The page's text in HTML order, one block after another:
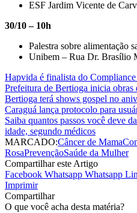
ESF Jardim Vicente de
30/10 – 10h
Palestra sobre alimentação
Unibem – Rua Dr. Brasílio
Hapvida é finalista do
Prefeitura de Bertioga inicia
Bertioga terá shows gospel no
Caraguá lança protocolo para
Saiba quantos passos você deve
idade, segundo médicos
MARCADO:Câncer de Mama
RosaPrevençãoSaúde da Mulher
Compartilhar este Artigo
Facebook Whatsapp Whatsapp
Imprimir
Compartilhar
O que você acha desta matéria?